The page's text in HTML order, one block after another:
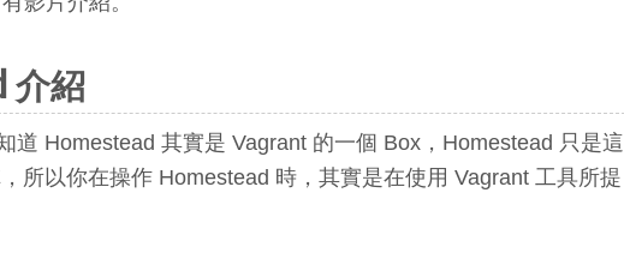
介紹
道 Homestead 其實是 Vagrant 的一個 Box，Homestead 只是這
所以你在操作 Homestead 時，其實是在使用 Vagrant 工具所提